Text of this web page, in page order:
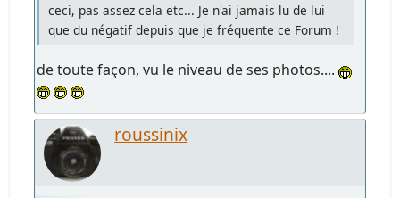
ceci, pas assez cela etc... Je n'ai jamais lu de lui
que du négatif depuis que je fréquente ce Forum !
de toute façon, vu le niveau de ses photos....
roussinix